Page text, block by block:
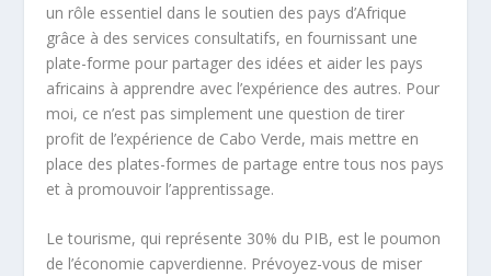
un rôle essentiel dans le soutien des pays d’Afrique
grâce à des services consultatifs, en fournissant une
plate-forme pour partager des idées et aider les pays
africains à apprendre avec l’expérience des autres. Pour
moi, ce n’est pas simplement une question de tirer
profit de l’expérience de Cabo Verde, mais mettre en
place des plates-formes de partage entre tous nos pays
et à promouvoir l’apprentissage.
Le tourisme, qui représente 30% du PIB, est le poumon
de l’économie capverdienne. Prévoyez-vous de miser